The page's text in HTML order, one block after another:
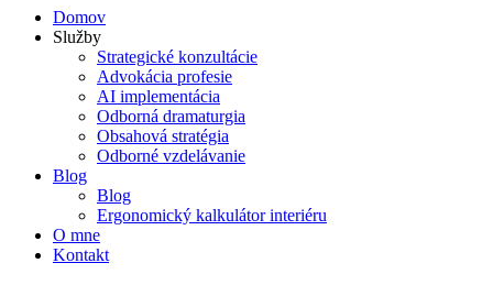
Domov
Služby
Strategické konzultácie
Advokácia profesie
AI implementácia
Odborná dramaturgia
Obsahová stratégia
Odborné vzdelávanie
Blog
Blog
Ergonomický kalkulátor interiéru
O mne
Kontakt